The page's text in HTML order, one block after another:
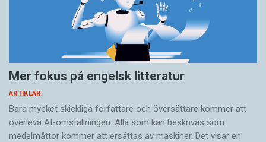
Mer fokus på engelsk litteratur
ARTIKLAR
Bara mycket skickliga författare och översättare ­kommer att
överleva AI-omställningen. Alla som kan beskrivas som
medelmåttor kommer att ersättas av maskiner. Det visar en